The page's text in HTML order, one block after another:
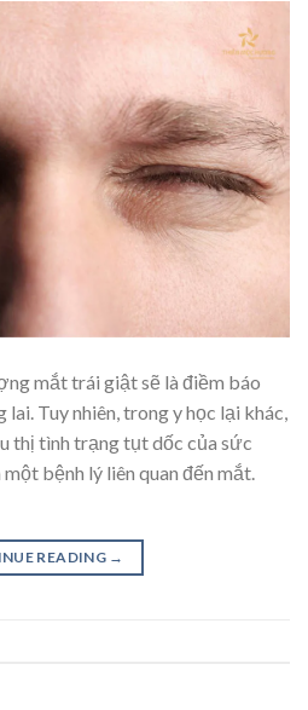
mắt trái giật sẽ là điềm báo
Tuy nhiên, trong y học lại khác,
thị tình trạng tụt dốc của sức
bệnh lý liên quan đến mắt.
READING →